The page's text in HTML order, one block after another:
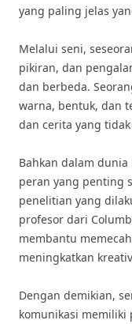
yang paling jelas
Melalui seni,
pikiran, dan
dan berbeda.
warna, bentuk, dan
dan cerita yang
Bahkan dalam
peran yang penting
penelitian yang
profesor dari
membantu
meningkatkan
Dengan demikian,
komunikasi memiliki